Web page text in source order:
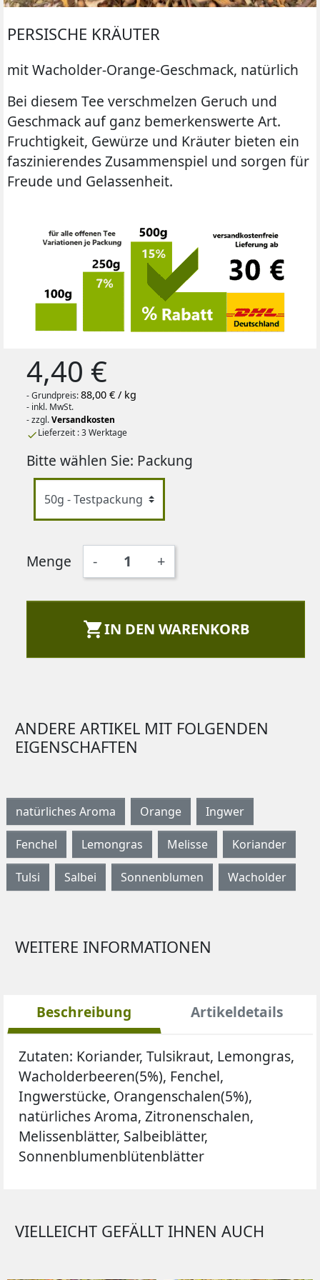
PERSISCHE KRÄUTER
mit Wacholder-Orange-Geschmack, natürlich
Bei diesem Tee verschmelzen Geruch und
Geschmack auf ganz bemerkenswerte Art.
Fruchtigkeit, Gewürze und Kräuter bieten ein
faszinierendes Zusammenspiel und sorgen für
Freude und Gelassenheit.
4,40 €
- Grundpreis:88,00 € / kg
- inkl. MwSt.
- zzgl.Versandkosten
Lieferzeit : 3 Werktage
Bitte wählen Sie: Packung
Menge - +
IN DEN WARENKORB
ANDERE ARTIKEL MIT FOLGENDEN
EIGENSCHAFTEN
natürliches Aroma Orange Ingwer
Fenchel Lemongras Melisse Koriander
Tulsi Salbei Sonnenblumen Wacholder
WEITERE INFORMATIONEN
Beschreibung Artikeldetails
Zutaten: Koriander, Tulsikraut, Lemongras,
Wacholderbeeren(5%), Fenchel,
Ingwerstücke, Orangenschalen(5%),
natürliches Aroma, Zitronenschalen,
Melissenblätter, Salbeiblätter,
Sonnenblumenblütenblätter
VIELLEICHT GEFÄLLT IHNEN AUCH